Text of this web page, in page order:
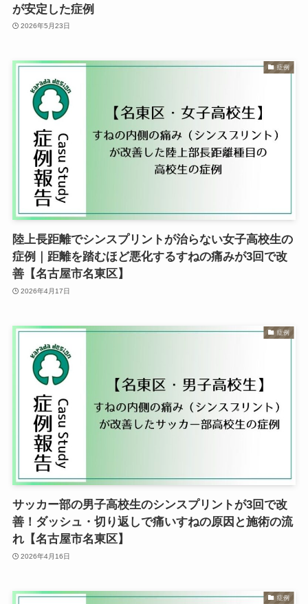
が安定した症例
2026年5月23日
症例
陸上長距離でシンスプリントが治らない女子高校生の
症例｜距離を踏むほど悪化するすねの痛みが3回で改
善【名古屋市名東区】
2026年4月17日
症例
サッカー部の男子高校生のシンスプリントが3回で改
善！ダッシュ・切り返しで痛いすねの原因と施術の流
れ【名古屋市名東区】
2026年4月16日
症例